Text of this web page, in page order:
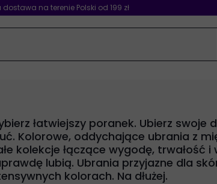
na terenie Polski od 199 zł
łatwiejszy poranek. Ubierz
Kolorowe, oddychające ubrania z
kolekcje łączące wygodę, trwałość
lubią. Ubrania przyjazne dla
kolorach. Na dłużej.